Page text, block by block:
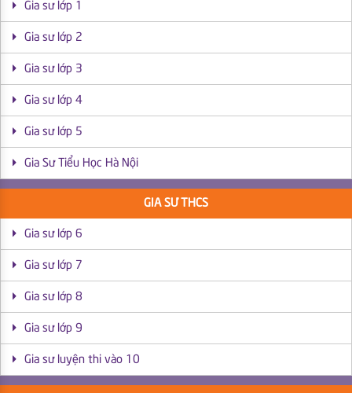
Gia sư lớp 1
Gia sư lớp 2
Gia sư lớp 3
Gia sư lớp 4
Gia sư lớp 5
Gia Sư Tiểu Học Hà Nội
GIA SƯ THCS
Gia sư lớp 6
Gia sư lớp 7
Gia sư lớp 8
Gia sư lớp 9
Gia sư luyện thi vào 10